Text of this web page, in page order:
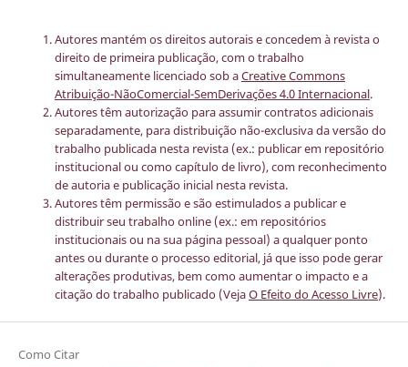
Autores mantém os direitos autorais e concedem à revista o
direito de primeira publicação, com o trabalho
simultaneamente licenciado sob aCreative Commons
Atribuição-NãoComercial-SemDerivações 4.0 Internacional.
Autores têm autorização para assumir contratos adicionais
separadamente, para distribuição não-exclusiva da versão do
trabalho publicada nesta revista (ex.: publicar em repositório
institucional ou como capítulo de livro), com reconhecimento
de autoria e publicação inicial nesta revista.
Autores têm permissão e são estimulados a publicar e
distribuir seu trabalho online (ex.: em repositórios
institucionais ou na sua página pessoal) a qualquer ponto
antes ou durante o processo editorial, já que isso pode gerar
alterações produtivas, bem como aumentar o impacto e a
citação do trabalho publicado (VejaO Efeito do Acesso Livre).
Como Citar